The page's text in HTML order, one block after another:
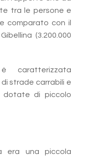
tra le persone e
comparato con il
(3.200.000
caratterizzata
strade carrabili e
dotate di piccolo
era una piccola